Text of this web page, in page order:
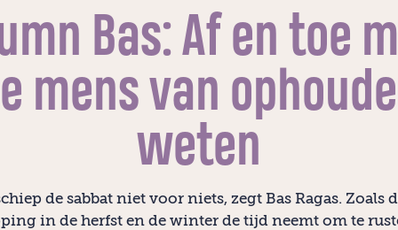
Bas: Af en toe
mens van
weten
de sabbat niet voor niets, zegt Bas Ragas. Zoals
in de herfst en de winter de tijd neemt om te